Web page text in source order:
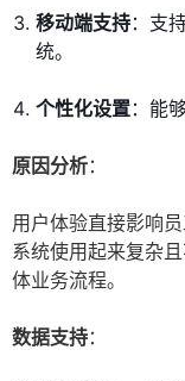
移动端支持：支
统。
个性化设置：能
原因分析：
用户体验直接影响
系统使用起来复杂
体业务流程。
数据支持：